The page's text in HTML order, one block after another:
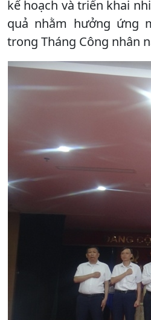
kế hoạch và triển khai
quả nhằm hưởng ứng
trong Tháng Công nhân